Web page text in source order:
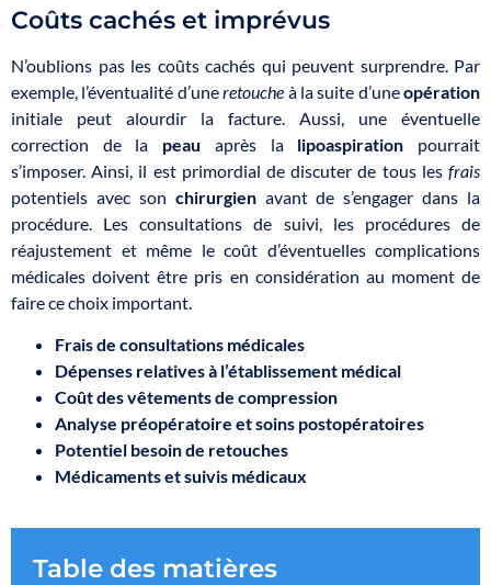
Coûts cachés et imprévus
N’oublions pas les coûts cachés qui peuvent surprendre. Par
exemple, l’éventualité d’uneretouche à la suite d’uneopération
initiale peut alourdir la facture. Aussi, une éventuelle
correction de la peau après la lipoaspiration pourrait
s’imposer. Ainsi, il est primordial de discuter de tous les frais
potentiels avec son chirurgienavant de s’engager dans la
procédure. Les consultations de suivi, les procédures de
réajustement et même le coût d’éventuelles complications
médicales doivent être pris en considération au moment de
faire ce choix important.
Frais de consultations médicales
Dépenses relatives à l’établissement médical
Coût des vêtements de compression
Analyse préopératoire et soins postopératoires
Potentiel besoin de retouches
Médicaments et suivis médicaux
Table des matières